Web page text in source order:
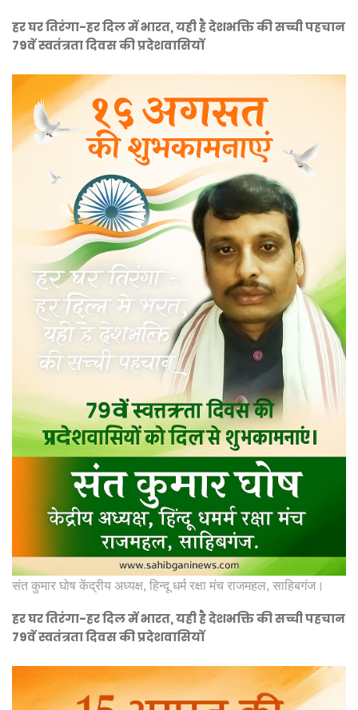
हर घर तिरंगा-हर दिल में भारत, यही है देशभक्ति की सच्ची पहचान
79वें स्वतंत्रता दिवस की प्रदेशवासियों
संत कुमार घोष केंद्रीय अध्यक्ष, हिन्दू धर्म रक्षा मंच राजमहल, साहिबगंज।
हर घर तिरंगा-हर दिल में भारत, यही है देशभक्ति की सच्ची पहचान
79वें स्वतंत्रता दिवस की प्रदेशवासियों